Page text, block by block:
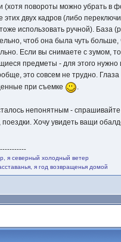
(хотя повороты можно убрать в
этих двух кадров (либо
использовать ручной). База
чтоб она была чуть
Если вы снимаете с зумом,
предметы - для этого нужно
это совсем не трудно.
при съемке
.
непонятным -
поездки. Хочу увидеть ващи
я северный холодный ветер
я год возвращенья домой